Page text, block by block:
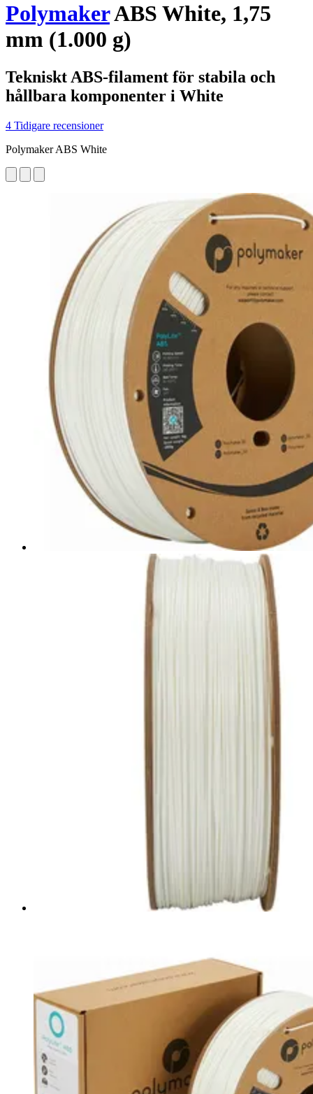
PolymakerABS White, 1,75
mm (1.000 g)
Tekniskt ABS-filament för stabila och
hållbara komponenter i White
4 Tidigare recensioner
Polymaker ABS White